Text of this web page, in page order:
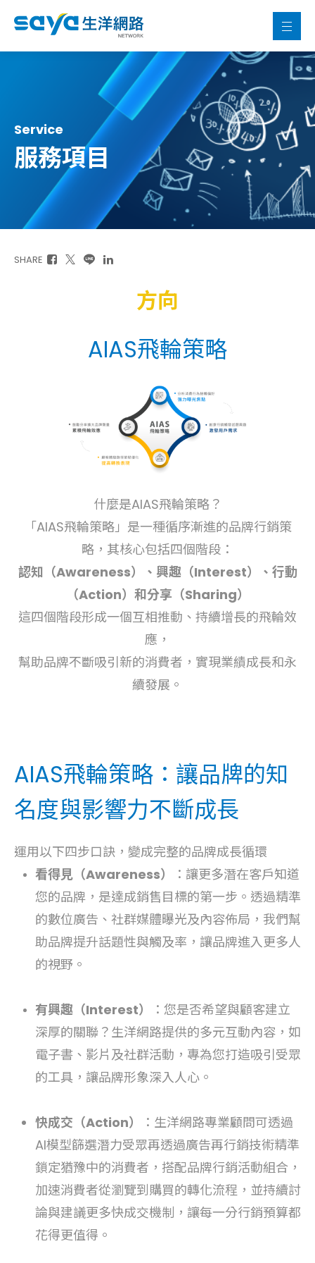
Service
服務項目
SHARE
方向
AIAS飛輪策略
什麼是AIAS飛輪策略？
「AIAS飛輪策略」是一種循序漸進的品牌行銷策
略，其核心包括四個階段：
認知（Awareness）、興趣（Interest）、行動
（Action）和分享（Sharing）
這四個階段形成一個互相推動、持續增長的飛輪效
應，
幫助品牌不斷吸引新的消費者，實現業績成長和永
續發展。
AIAS飛輪策略：讓品牌的知
名度與影響力不斷成長
運用以下四步口訣，變成完整的品牌成長循環
看得見（Awareness）
：讓更多潛在客戶知道
您的品牌，是達成銷售目標的第一步。 透過精準
的數位廣告、社群媒體曝光及內容佈局，我們幫
助品牌提升話題性與觸及率，讓品牌進入更多人
的視野。
有興趣（Interest）
：您是否希望與顧客建立
深厚的關聯？生洋網路提供的多元互動內容，如
電子書、影片及社群活動， 專為您打造吸引受眾
的工具，讓品牌形象深入人心。
快成交（Action）
：生洋網路專業顧問可透過
AI模型篩選潛力受眾再透過廣告再行銷技術精準
鎖定猶豫中的消費者，搭配品牌行銷活動組合，
加速消費者從瀏覽到購買的轉化流程，並持續討
論與建議更多快成交機制，讓每一分行銷預算都
花得更值得。